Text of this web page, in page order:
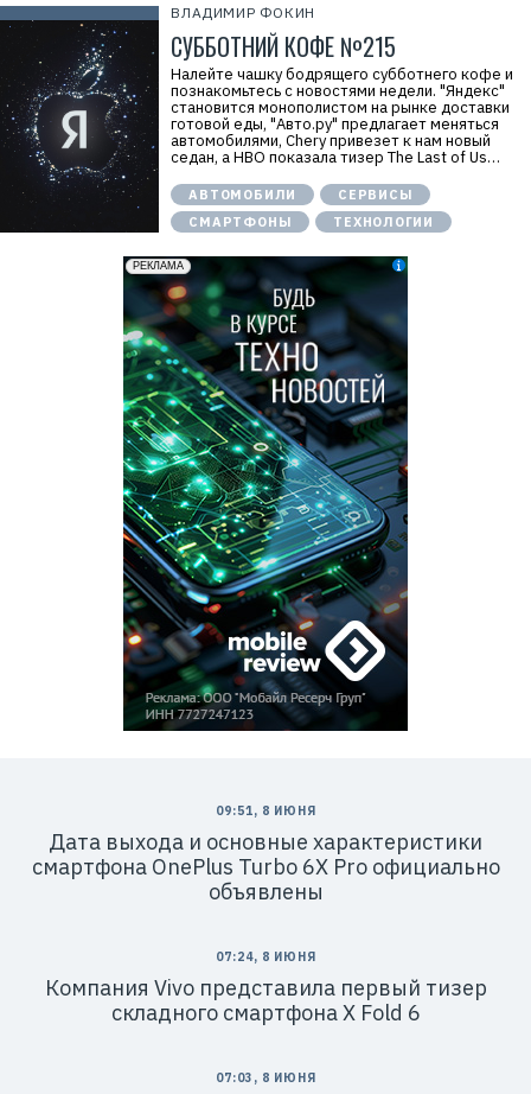
ВЛАДИМИР ФОКИН
СУББОТНИЙ КОФЕ №215
Налейте чашку бодрящего субботнего кофе и
познакомьтесь с новостями недели. "Яндекс"
становится монополистом на рынке доставки
готовой еды, "Авто.ру" предлагает меняться
автомобилями, Chery привезет к нам новый
седан, а HBO показала тизер The Last of Us…
АВТОМОБИЛИ
СЕРВИСЫ
СМАРТФОНЫ
ТЕХНОЛОГИИ
09:51, 8 ИЮНЯ
Дата выхода и основные характеристики
смартфона OnePlus Turbo 6X Pro официально
объявлены
07:24, 8 ИЮНЯ
Компания Vivo представила первый тизер
складного смартфона X Fold 6
07:03, 8 ИЮНЯ